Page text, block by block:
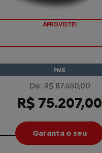
APROVEITE!
PME
De: R$ 87.450,00
R$ 75.207,00
Garanta o seu